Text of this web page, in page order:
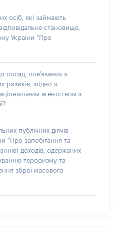
осіб, які займають
становище,
України “Про
посад, пов'язаних з
ризиків, згідно з
агентством з
публічних діячів
“Про запобігання та
доходів, одержаних
тероризму та
зброї масового